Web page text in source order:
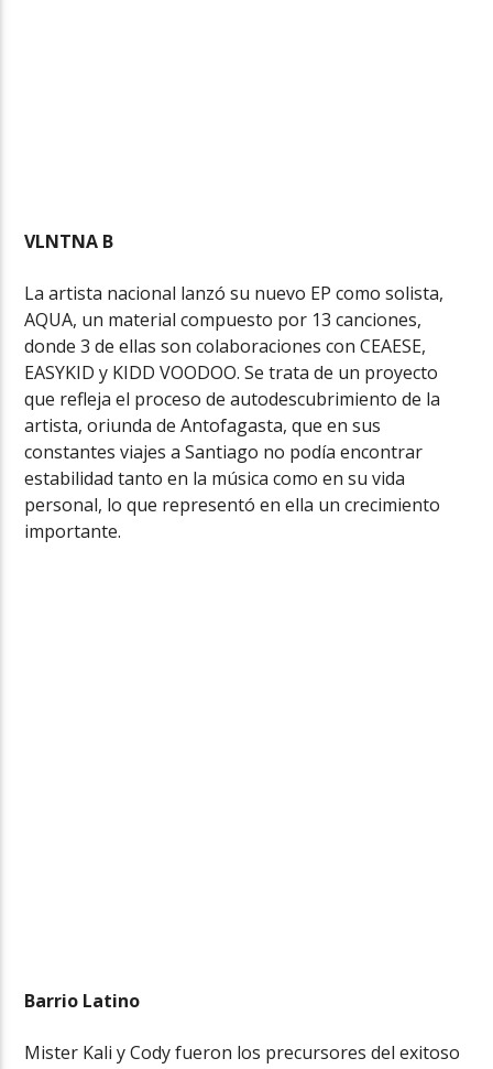
VLNTNA B
La artista nacional lanzó su nuevo EP como solista,
AQUA, un material compuesto por 13 canciones,
donde 3 de ellas son colaboraciones con CEAESE,
EASYKID y KIDD VOODOO. Se trata de un proyecto
que refleja el proceso de autodescubrimiento de la
artista, oriunda de Antofagasta, que en sus
constantes viajes a Santiago no podía encontrar
estabilidad tanto en la música como en su vida
personal, lo que representó en ella un crecimiento
importante.
Barrio Latino
Mister Kali y Cody fueron los precursores del exitoso